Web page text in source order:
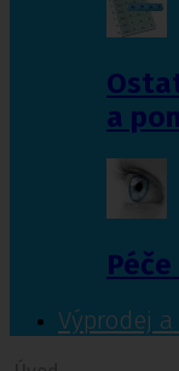
a
Výprodej